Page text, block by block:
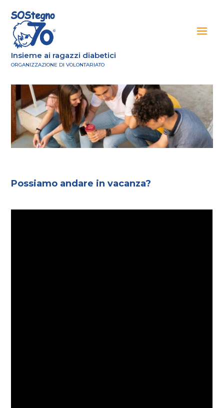
Insieme ai ragazzi diabetici
ORGANIZZAZIONE DI VOLONTARIATO
Possiamo andare in vacanza?